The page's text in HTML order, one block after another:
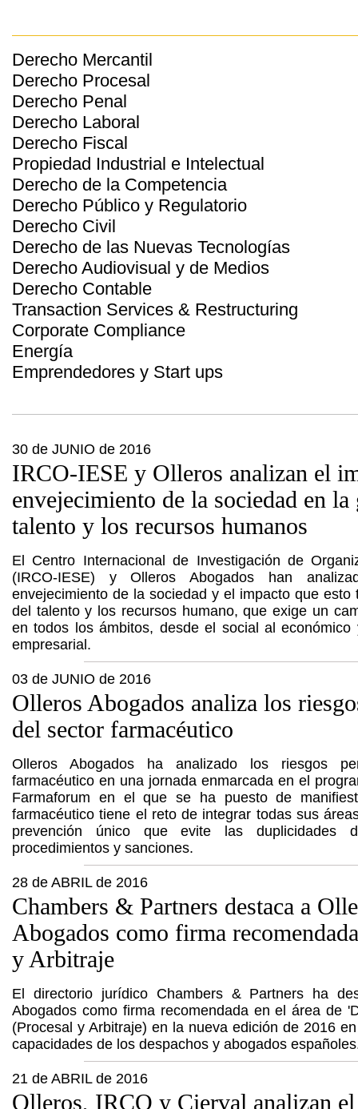
Derecho Mercantil
Derecho Procesal
Derecho Penal
Derecho Laboral
Derecho Fiscal
Propiedad Industrial e Intelectual
Derecho de la Competencia
Derecho Público y Regulatorio
Derecho Civil
Derecho de las Nuevas Tecnologías
Derecho Audiovisual y de Medios
Derecho Contable
Transaction Services & Restructuring
Corporate Compliance
Energía
Emprendedores y Start ups
30 de JUNIO de 2016
IRCO-IESE y Olleros analizan el
envejecimiento de la sociedad en la
talento y los recursos humanos
El Centro Internacional de Investigación de
(IRCO-IESE) y Olleros Abogados han
envejecimiento de la sociedad y el impacto que esto
del talento y los recursos humano, que exige un
en todos los ámbitos, desde el social al económico
empresarial.
03 de JUNIO de 2016
Olleros Abogados analiza los
del sector farmacéutico
Olleros Abogados ha analizado los riesgos
farmacéutico en una jornada enmarcada en el
Farmaforum en el que se ha puesto de
farmacéutico tiene el reto de integrar todas sus
prevención único que evite las duplicidades
procedimientos y sanciones.
28 de ABRIL de 2016
Chambers & Partners destaca a
Abogados como firma
y Arbitraje
El directorio jurídico Chambers & Partners ha
Abogados como firma recomendada en el área de
(Procesal y Arbitraje) en la nueva edición de 2016
capacidades de los despachos y abogados
21 de ABRIL de 2016
Olleros, IRCO y Cierval analizan el